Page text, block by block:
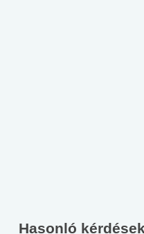
Hasonló kérdések